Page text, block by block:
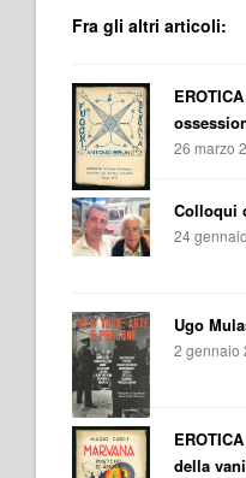
Fra gli altri articoli:
26 marzo
Colloqui
24
Ugo
2 gennaio
della